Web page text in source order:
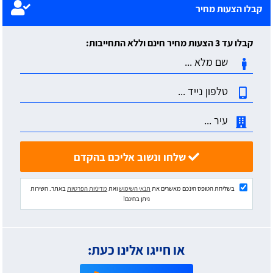
קבלו הצעות מחיר
קבלו עד 3 הצעות מחיר חינם וללא התחייבות:
בשליחת הטופס הינכם מאשרים את תנאי השימושואת מדיניות הפרטיותבאתר. השירות
ניתן בחינם!
או חייגו אלינו כעת: